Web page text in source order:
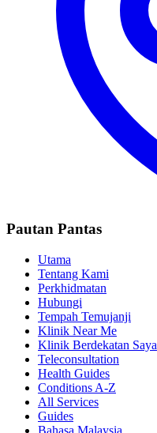
Pautan Pantas
Utama
Tentang Kami
Perkhidmatan
Hubungi
Tempah Temujanji
Klinik Near Me
Klinik Berdekatan Saya
Teleconsultation
Health Guides
Conditions A-Z
All Services
Guides
Bahasa Malaysia